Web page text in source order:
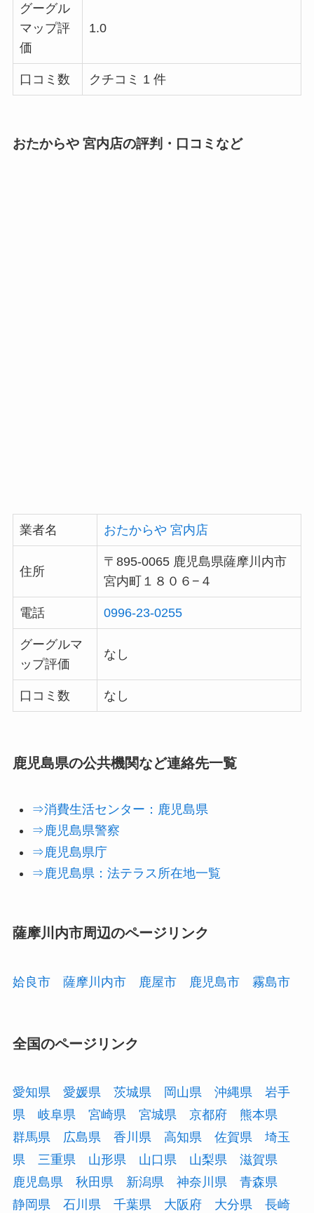
グーグル
マップ評
価
1.0
口コミ数 クチコミ 1 件
おたからや 宮内店の評判・口コミなど
業者名 おたからや 宮内店
住所
〒895-0065 鹿児島県薩摩川内市
宮内町１８０６−４
電話 0996-23-0255
グーグルマ
ップ評価
なし
口コミ数 なし
鹿児島県の公共機関など連絡先一覧
⇒消費生活センター：鹿児島県
⇒鹿児島県警察
⇒鹿児島県庁
⇒鹿児島県：法テラス所在地一覧
薩摩川内市周辺のページリンク
姶良市 薩摩川内市 鹿屋市 鹿児島市 霧島市
全国のページリンク
愛知県 愛媛県 茨城県 岡山県 沖縄県
岩手
県
岐阜県 宮崎県 宮城県 京都府
熊本県
群馬県
広島県 香川県 高知県 佐賀県
埼玉
県
三重県 山形県 山口県 山梨県
滋賀県
鹿児島県
秋田県 新潟県 神奈川県
青森県
静岡県
石川県 千葉県 大阪府 大分県 長崎